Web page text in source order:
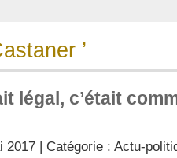
’
légal, c’était
2017 | Catégorie : Actu-